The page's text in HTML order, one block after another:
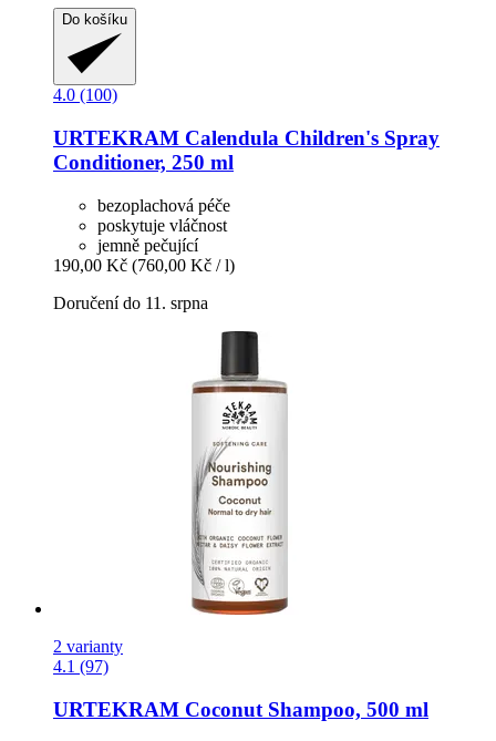
Do košíku
4.0 (100)
URTEKRAM Calendula Children's Spray
Conditioner, 250 ml
bezoplachová péče
poskytuje vláčnost
jemně pečující
190,00 Kč (760,00 Kč / l)
Doručení do 11. srpna
2 varianty
4.1 (97)
URTEKRAM Coconut Shampoo, 500 ml